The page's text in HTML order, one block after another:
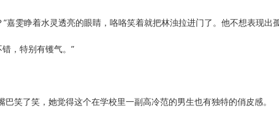
嘉雯睁着水灵透亮的眼睛，咯咯笑着就把林浊拉进门了。他不想表现出
，特别有镬气。”
巴笑了笑，她觉得这个在学校里一副高冷范的男生也有独特的俏皮感。